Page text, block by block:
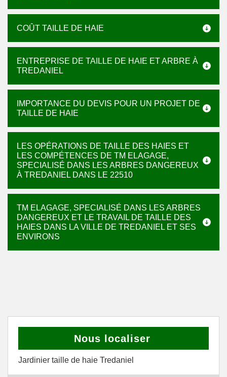
COÛT TAILLE DE HAIE
ENTREPRISE DE TAILLE DE HAIE ET ARBRE À
TREDANIEL
IMPORTANCE DU DEVIS POUR UN PROJET DE
TAILLE DE HAIE
LES OPÉRATIONS DE TAILLE DES HAIES ET
LES COMPÉTENCES DE TM ELAGAGE,
SPECIALISÉ DANS LES ARBRES DANGEREUX
À TREDANIEL DANS LE 22510
TM ELAGAGE, SPECIALISÉ DANS LES ARBRES
DANGEREUX ET LE TRAVAIL DE TAILLE DES
HAIES DANS LA VILLE DE TREDANIEL ET SES
ENVIRONS
Nous localiser
Jardinier taille de haie Tredaniel